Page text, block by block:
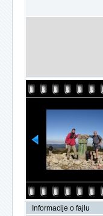
Informacije o fajlu